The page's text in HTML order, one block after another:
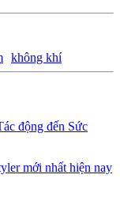
không khí
động đến Sức
mới nhất hiện nay